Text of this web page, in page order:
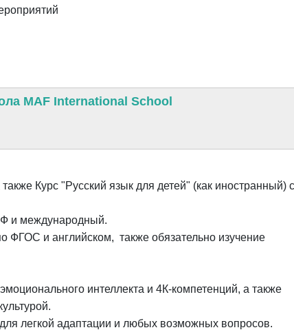
MAF International School
Курс "Русский язык для детей" (как иностранный)
и международный.
ФГОС и английском, также обязательно изучение
интеллекта и 4К-компетенций, а также
легкой адаптации и любых возможных вопросов.